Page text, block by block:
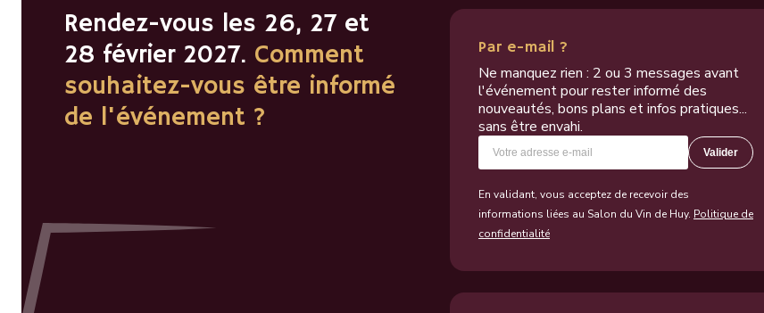
Rendez-vous les 26, 27 et
28 février 2027. Comment
souhaitez-vous être informé
de l'événement ?
Par e-mail ?
Ne manquez rien : 2 ou 3 messages avant
l'événement pour rester informé des
nouveautés, bons plans et infos pratiques...
sans être envahi.
Valider
En validant, vous acceptez de recevoir des
informations liées au Salon du Vin de Huy. Politique de
confidentialité